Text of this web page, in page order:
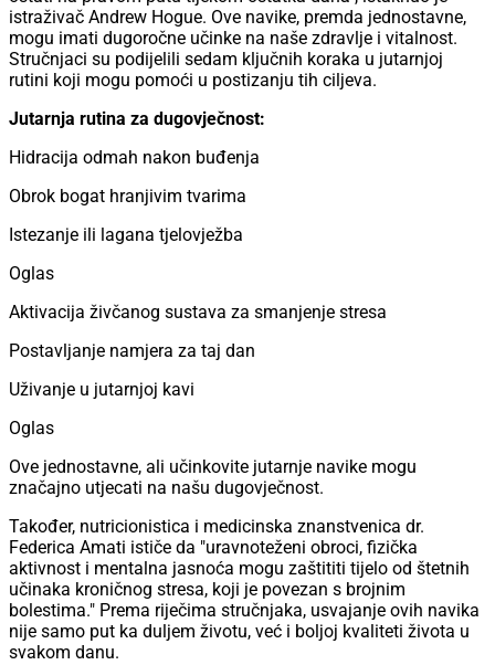
istraživač Andrew Hogue. Ove navike, premda jednostavne,
mogu imati dugoročne učinke na naše zdravlje i vitalnost.
Stručnjaci su podijelili sedam ključnih koraka u jutarnjoj
rutini koji mogu pomoći u postizanju tih ciljeva.
Jutarnja rutina za dugovječnost:
Hidracija odmah nakon buđenja
Obrok bogat hranjivim tvarima
Istezanje ili lagana tjelovježba
Oglas
Aktivacija živčanog sustava za smanjenje stresa
Postavljanje namjera za taj dan
Uživanje u jutarnjoj kavi
Oglas
Ove jednostavne, ali učinkovite jutarnje navike mogu
značajno utjecati na našu dugovječnost.
Također, nutricionistica i medicinska znanstvenica dr.
Federica Amati ističe da "uravnoteženi obroci, fizička
aktivnost i mentalna jasnoća mogu zaštititi tijelo od štetnih
učinaka kroničnog stresa, koji je povezan s brojnim
bolestima." Prema riječima stručnjaka, usvajanje ovih navika
nije samo put ka duljem životu, već i boljoj kvaliteti života u
svakom danu.